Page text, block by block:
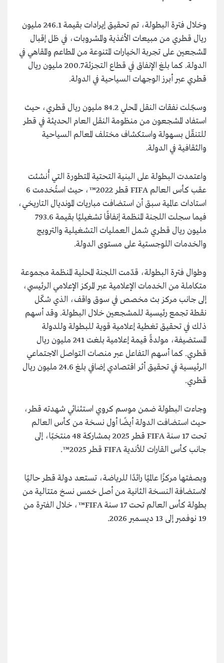
وخلال فترة البطولة، تم تحقيق إيرادات بقيمة 246.1 مليون
ريال قطري من مبيعات الأغذية والمشروبات، في ظل إقبال
المشجعين على تجربة الخيارات المتنوعة من المطاعم والمقاهي في
الدولة. كما بلغ الإنفاق في قطاع التجزئة 200.7 مليون ريال
قطري عبر أبرز الوجهات السياحية في الدولة.
وسجّلت نفقات النقل المحلي 84.2 مليون ريال قطري، حيث
استفاد المشجعون من منظومة النقل العام الحديثة في قطر
للتنقّل بسهولة واستكشاف مختلف المعالم السياحية
والثقافية في الدولة.
واعتمدت البطولة على البنية التحتية المتطورة التي أُنشئت
عقب كأس العالم FIFA قطر 2022™️، حيث استُخدمت 6
استادات عالمية سبق أن استضافت مباريات المونديال التاريخي،
فيما سجلت اللجنة المنظمة إنفاقًا تشغيليًا بقيمة 793.6
مليون ريال قطري شمل العمليات التشغيلية والترويج
والخدمات اللوجستية على مستوى الدولة.
وطوال فترة البطولة، قدّمت اللجنة المحلية المنظمة مجموعة
متكاملة من الخدمات الإعلامية عبر المركز الإعلامي الرئيسي،
إلى جانب مركز بث مخصص في سوق واقف، الذي شكّل
نقطة تجمع رئيسية للمشجعين خلال البطولة. وقد أسهم
ذلك في تحقيق تغطية إعلامية قوية للبطولة وللدولة
المستضيفة، مولدةً قيمة إعلامية بلغت 241 مليون ريال
قطري. كما أسهم التفاعل عبر منصات التواصل الاجتماعي
الرئيسية في تحقيق أثر اقتصادي إضافي بلغ 24.6 مليون ريال
قطري.
وجاءت البطولة ضمن موسم كروي استثنائي شهدته قطر،
حيث استضافت الدولة أيضًا أول نسخة من كأس العالم
تحت 17 سنة FIFA قطر 2025 بمشاركة 48 منتخبًا، إلى
جانب كأس القارات للأندية FIFA قطر 2025™️.
وبصفتها مركزًا عالميًا رائدًا للرياضة، تستعد دولة قطر حاليًا
لاستضافة النسخة الثانية من أصل خمس نسخ متتالية من
بطولة كأس العالم تحت 17 سنة FIFA™️، خلال الفترة من
19 نوفمبر إلى 13 ديسمبر 2026.